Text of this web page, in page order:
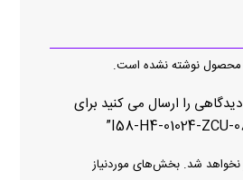
محصول نوشته نشده است.
را ارسال می کنید برای
نخواهد شد. بخش‌های موردنیاز